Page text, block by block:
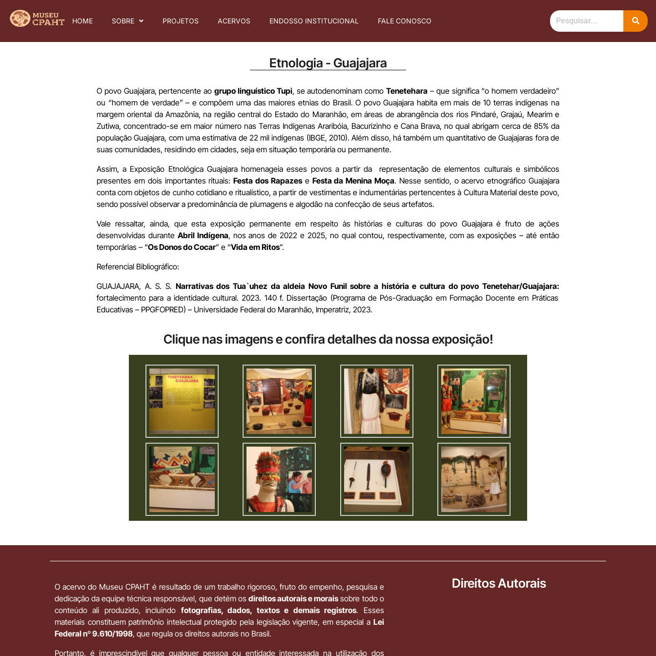
HOME SOBRE PROJETOS ACERVOS ENDOSSO INSTITUCIONAL FALE CONOSCO
Etnologia - Guajajara
O povo Guajajara, pertencente aogrupo linguístico Tupi, se autodenominam comoTenetehara – que significa “o homem verdadeiro”
ou “homem de verdade” – e compõem uma das maiores etnias do Brasil. O povo Guajajara habita em mais de 10 terras indígenas na
margem oriental da Amazônia, na região central do Estado do Maranhão, em áreas de abrangência dos rios Pindaré, Grajaú, Mearim e
Zutiwa, concentrado-se em maior número nas Terras Indígenas Araribóia, Bacurizinho e Cana Brava, no qual abrigam cerca de 85% da
população Guajajara, com uma estimativa de 22 mil indígenas (IBGE, 2010). Além disso, há também um quantitativo de Guajajaras fora de
suas comunidades, residindo em cidades, seja em situação temporária ou permanente.
Assim, a Exposição Etnológica Guajajara homenageia esses povos a partir da representação de elementos culturais e simbólicos
presentes em dois importantes rituais:Festa dos Rapazese Festa da Menina Moça. Nesse sentido, o acervo etnográfico Guajajara
conta com objetos de cunho cotidiano e ritualístico, a partir de vestimentas e indumentárias pertencentes à Cultura Material deste povo,
sendo possível observar a predominância de plumagens e algodão na confecção de seus artefatos.
Vale ressaltar, ainda, que esta exposição permanente em respeito às histórias e culturas do povo Guajajara é fruto de ações
desenvolvidas durante Abril Indígena, nos anos de 2022 e 2025, no qual contou, respectivamente, com as exposições – até então
temporárias – “Os Donos do Cocar” e “Vida em Ritos”.
Referencial Bibliográfico:
GUAJAJARA, A. S. S. Narrativas dos Tua`uhez da aldeia Novo Funil sobre a história e cultura do povo Tenetehar/Guajajara:
fortalecimento para a identidade cultural. 2023. 140 f. Dissertação (Programa de Pós-Graduação em Formação Docente em Práticas
Educativas – PPGFOPRED) – Universidade Federal do Maranhão, Imperatriz, 2023.
Clique nas imagens e confira detalhes da nossa exposição!
O acervo do Museu CPAHT é resultado de um trabalho rigoroso, fruto do empenho, pesquisa e
dedicação da equipe técnica responsável, que detém os direitos autorais e morais sobre todo o
conteúdo ali produzido, incluindo fotografias, dados, textos e demais registros. Esses
materiais constituem patrimônio intelectual protegido pela legislação vigente, em especial a Lei
Federal nº 9.610/1998, que regula os direitos autorais no Brasil.
Portanto, é imprescindível que qualquer pessoa ou entidade interessada na utilização dos
Direitos Autorais